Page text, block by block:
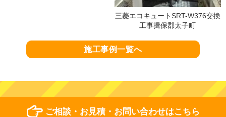
三菱エコキュートSRT-W376交換
工事揖保郡太子町
施工事例一覧へ
ご相談・お見積・お問い合わせはこちら